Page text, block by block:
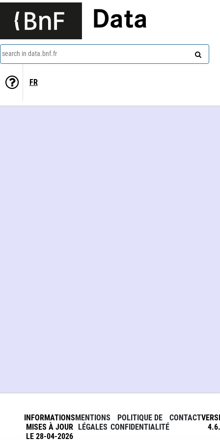
Data
search in data.bnf.fr
FR
INFORMATIONS
MISES À JOUR
LE 28-04-2026
MENTIONS
LÉGALES
POLITIQUE DE
CONFIDENTIALITÉ
CONTACT